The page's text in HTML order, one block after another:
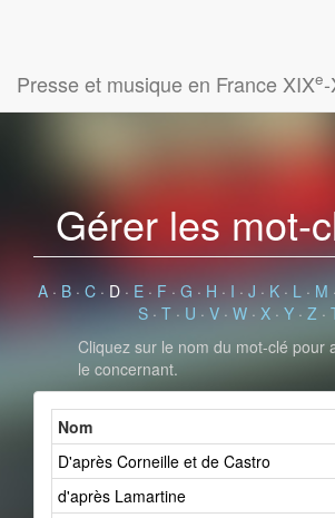
Presse et musique en France XIXe
Gérer les mot-
A · B · C · D · E · F · G · H · I · J · K · L · M ·
S· T· U · V· W· X· Y· Z ·
Cliquez sur le nom du mot-clé pour
le concernant.
Nom
D'après Corneille et de Castro
d'après Lamartine